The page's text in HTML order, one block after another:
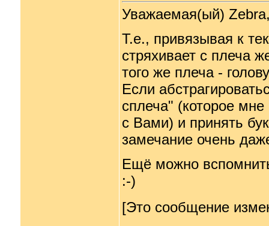
Уважаемая(ый)
Т.е., привязывая к
стряхивает с плеча
того же плеча -
Если
сплеча" (которое мне
с Вами) и принять
замечание очень
Ещё можно
:-)
[Это сообщение